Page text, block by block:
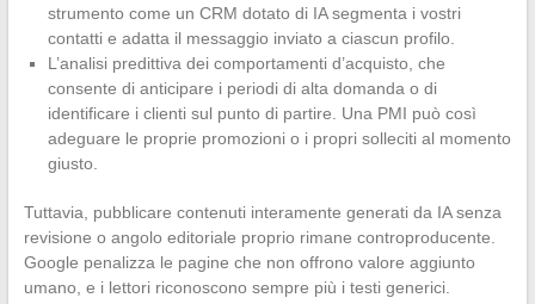
strumento come un CRM dotato di IA segmenta i vostri
contatti e adatta il messaggio inviato a ciascun profilo.
L’analisi predittiva dei comportamenti d’acquisto, che
consente di anticipare i periodi di alta domanda o di
identificare i clienti sul punto di partire. Una PMI può così
adeguare le proprie promozioni o i propri solleciti al momento
giusto.
Tuttavia, pubblicare contenuti interamente generati da IA senza
revisione o angolo editoriale proprio rimane controproducente.
Google penalizza le pagine che non offrono valore aggiunto
umano, e i lettori riconoscono sempre più i testi generici.